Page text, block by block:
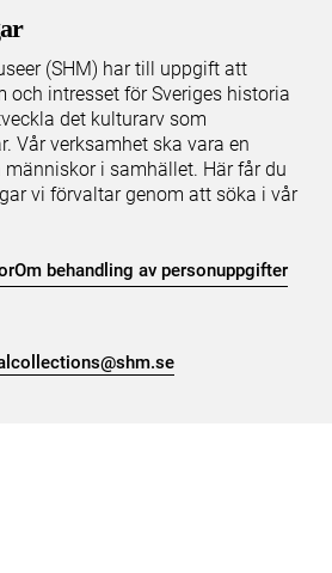
(SHM) har till uppgift att
och intresset för Sveriges historia
det kulturarv som
Vår verksamhet ska vara en
i samhället. Här får du
vi förvaltar genom att söka i vår
Om behandling av personuppgifter